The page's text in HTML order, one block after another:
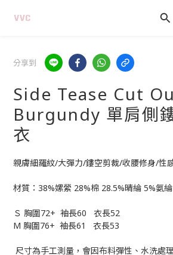
分享到
Side Tease Cut
Burgundy 單肩側
衣
親膚細羅紋/大彈力/鏤空剪裁/收腰修身/性
材質：38%嫘縈 28%棉 28.5%晴綸 5%氨綸
Ｓ 胸圍72+  袖長60   衣長52
M 胸圍76+  袖長61   衣長53